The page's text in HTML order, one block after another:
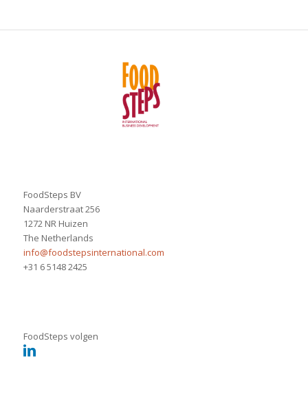
FoodSteps BV
Naarderstraat 256
1272 NR Huizen
The Netherlands
info@foodstepsinternational.com
+31 6 5148 2425
FoodSteps volgen